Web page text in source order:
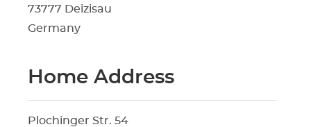
73777 Deizisau
Germany
Home Address
Plochinger Str. 54